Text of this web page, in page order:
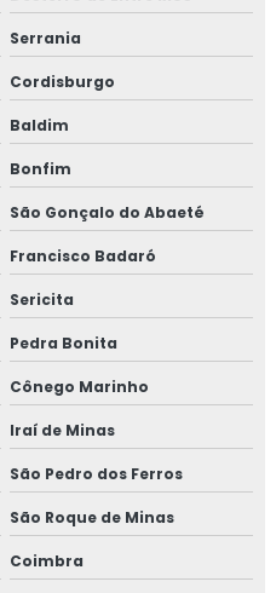
Serrania
Cordisburgo
Baldim
Bonfim
São Gonçalo do Abaeté
Francisco Badaró
Sericita
Pedra Bonita
Cônego Marinho
Iraí de Minas
São Pedro dos Ferros
São Roque de Minas
Coimbra